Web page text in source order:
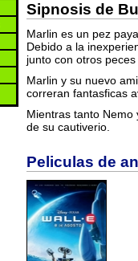
Sipnosis de
Marlin es un pez
Debido a la
junto con otros
Marlin y su nuevo
correran fantasficas
Mientras tanto
de su cautiverio.
Peliculas de